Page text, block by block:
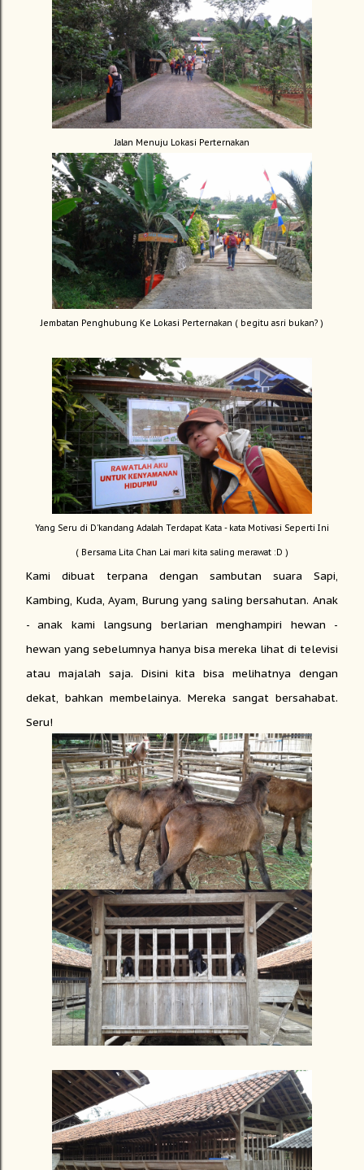
Jalan Menuju Lokasi Perternakan
Jembatan Penghubung Ke Lokasi Perternakan ( begitu asri bukan? )
Yang Seru di D'kandang Adalah Terdapat Kata - kata Motivasi Seperti Ini
( Bersama Lita Chan Lai mari kita saling merawat :D )
Kami dibuat terpana dengan sambutan suara Sapi,
Kambing, Kuda, Ayam, Burung yang saling bersahutan. Anak
- anak kami langsung berlarian menghampiri hewan -
hewan yang sebelumnya hanya bisa mereka lihat di televisi
atau majalah saja. Disini kita bisa melihatnya dengan
dekat, bahkan membelainya. Mereka sangat bersahabat.
Seru!